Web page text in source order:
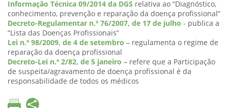
Informação Técnica 09/2014 da DGS relativa ao “Diagnóstico,
conhecimento, prevenção e reparação da doença profissional”
Decreto-Regulamentar n.º 76/2007, de 17 de julho - publica a
“Lista das Doenças Profissionais”
Lei n.º 98/2009, de 4 de setembro – regulamenta o regime de
reparação da doença profissional
Decreto-Lei n.º 2/82, de 5 janeiro – refere que a Participação
de suspeita/agravamento de doença profissional é da
responsabilidade de todos os médicos